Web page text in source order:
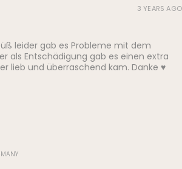
leider gab es Probleme mit dem
als Entschädigung gab es einen extra
lieb und überraschend kam. Danke ♥️
3 YEARS AGO